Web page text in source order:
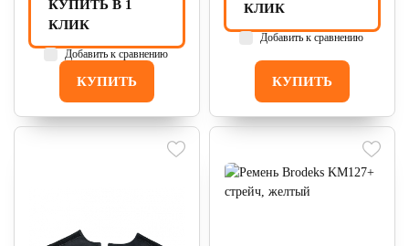
КУПИТЬ
КУПИТЬ В 1
КЛИК
Добавить к сравнению
КУПИТЬ
КЛИК
Добавить к сравнению